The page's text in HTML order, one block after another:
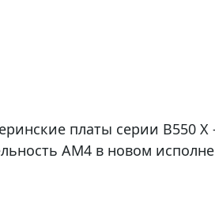
платы серии B550
AM4 в новом